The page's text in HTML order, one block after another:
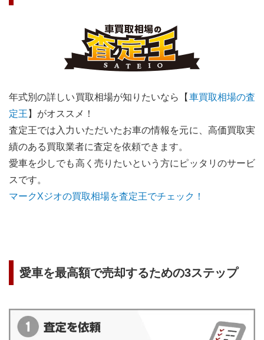
年式別の詳しい買取相場が知りたいなら【 車買取相場の査
定王 】がオススメ！
査定王では入力いただいたお車の情報を元に、高価買取実
績のある買取業者に査定を依頼できます。
愛車を少しでも高く売りたいという方にピッタリのサービ
スです。
マークXジオの買取相場を査定王でチェック！
愛車を最高額で売却するための3ステップ